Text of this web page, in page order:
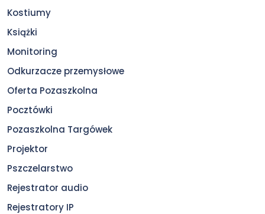
Kostiumy
Książki
Monitoring
Odkurzacze przemysłowe
Oferta Pozaszkolna
Pocztówki
Pozaszkolna Targówek
Projektor
Pszczelarstwo
Rejestrator audio
Rejestratory IP